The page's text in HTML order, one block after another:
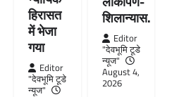
हिरासत
में भेजा
गया
Editor
"देवभूमि टूडे
न्यूज"
शिलान्यास.
Editor
"देवभूमि टूडे
न्यूज"
August 4,
2026